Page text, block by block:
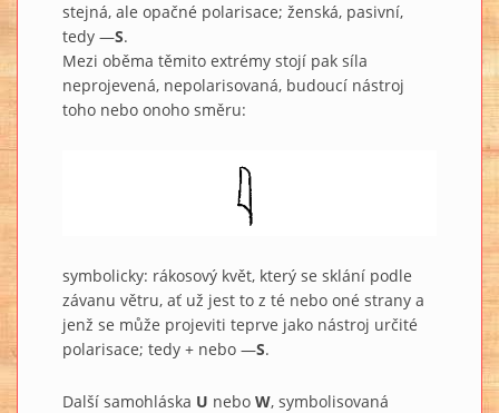
stejná, ale opačné polarisace; ženská, pasivní,
tedy —S.
Mezi oběma těmito extrémy stojí pak síla
neprojevená, nepolarisovaná, budoucí nástroj
toho nebo onoho směru:
symbolicky: rákosový květ, který se sklání podle
závanu větru, ať už jest to z té nebo oné strany a
jenž se může projeviti teprve jako nástroj určité
polarisace; tedy + nebo —S.
Další samohláska U nebo W, symbolisovaná